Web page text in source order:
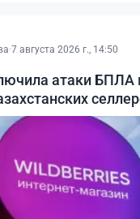
·7 августа 2026 г., 14:50
атаки БПЛА